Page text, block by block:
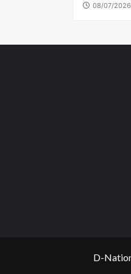
08/07/2026
D-